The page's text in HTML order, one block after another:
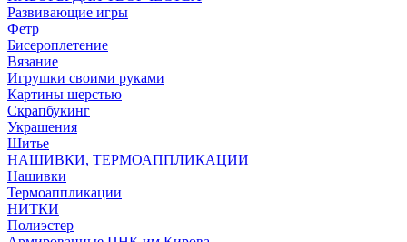
Развивающие игры
Фетр
Бисероплетение
Вязание
Игрушки своими руками
Картины шерстью
Скрапбукинг
Украшения
Шитье
НАШИВКИ, ТЕРМОАППЛИКАЦИИ
Нашивки
Термоаппликации
НИТКИ
Полиэстер